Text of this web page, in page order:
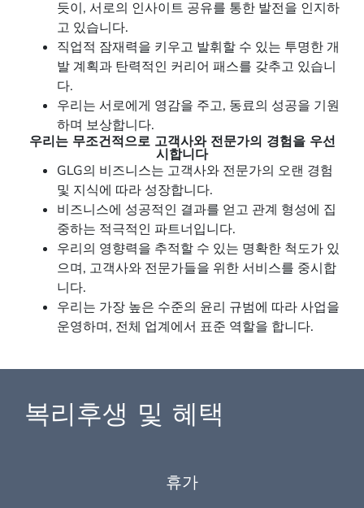
듯이, 서로의 인사이트 공유를 통한 발전을 인지하
고 있습니다.
직업적 잠재력을 키우고 발휘할 수 있는 투명한 개
발 계획과 탄력적인 커리어 패스를 갖추고 있습니
다.
우리는 서로에게 영감을 주고, 동료의 성공을 기원
하며 보상합니다.
우리는 무조건적으로 고객사와 전문가의 경험을 우선
시합니다
GLG의 비즈니스는 고객사와 전문가의 오랜 경험
및 지식에 따라 성장합니다.
비즈니스에 성공적인 결과를 얻고 관계 형성에 집
중하는 적극적인 파트너입니다.
우리의 영향력을 추적할 수 있는 명확한 척도가 있
으며, 고객사와 전문가들을 위한 서비스를 중시합
니다.
우리는 가장 높은 수준의 윤리 규범에 따라 사업을
운영하며, 전체 업계에서 표준 역할을 합니다.
복리후생 및 혜택
휴가